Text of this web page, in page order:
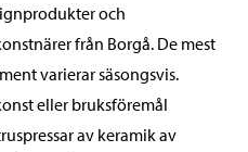
och
från Borgå. De mest
varierar säsongsvis.
eller bruksföremål
av keramik av